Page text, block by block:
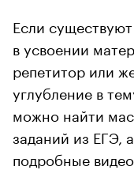
Если
в усвоении
репетитор или
углубление в
можно найти
заданий из ЕГЭ,
подробные